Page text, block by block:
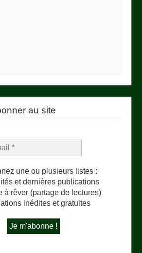
au site
une ou plusieurs listes :
et dernières publications
à rêver (partage de lectures)
inédites et gratuites